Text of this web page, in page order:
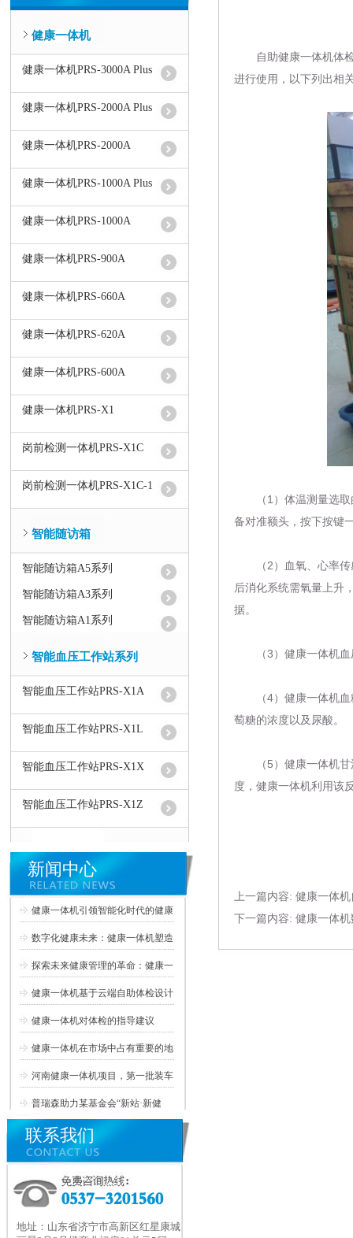
健康一体机
健康一体机PRS-3000A Plus
健康一体机PRS-2000A Plus
健康一体机PRS-2000A
健康一体机PRS-1000A Plus
健康一体机PRS-1000A
健康一体机PRS-900A
健康一体机PRS-660A
健康一体机PRS-620A
健康一体机PRS-600A
健康一体机PRS-X1
岗前检测一体机PRS-X1C
岗前检测一体机PRS-X1C-1
智能随访箱
智能随访箱A5系列
智能随访箱A3系列
智能随访箱A1系列
智能血压工作站系列
智能血压工作站PRS-X1A
智能血压工作站PRS-X1L
智能血压工作站PRS-X1X
智能血压工作站PRS-X1Z
新闻中心
健康一体机引领智能化时代的健康
数字化健康未来：健康一体机塑造
探索未来健康管理的革命：健康一
健康一体机基于云端自助体检设计
健康一体机对体检的指导建议
健康一体机在市场中占有重要的地
河南健康一体机项目，第一批装车
普瑞森助力某基金会“新站·新健
联系我们
地址：山东省济宁市高新区红星康城
自助健康一体机体
进行使用，以下列出相
（1）体温测量选取
备对准额头，按下按键
（2）血氧、心率传感
后消化系统需氧量上升
据。
（3） 健康一体机
（4） 健康一体机
萄糖的浓度以及尿酸。
（5） 健康一体机甘
度， 健康一体机利用该
上一篇内容: 健康一体
下一篇内容: 健康一体